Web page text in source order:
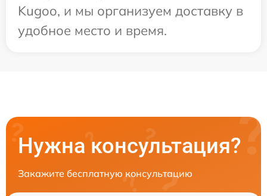
Kugoo, и мы организуем доставку в
удобное место и время.
Нужна консультация?
Закажите бесплатную консультацию